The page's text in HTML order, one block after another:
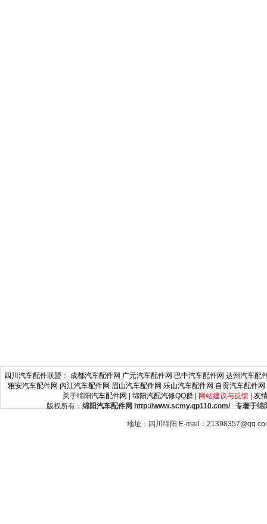
四川汽车配件联盟 ： 成都汽车配件网 广元汽车配件网 巴中汽车配件网 达州汽车配
雅安汽车配件网 内江汽车配件网 眉山汽车配件网 乐山汽车配件网 自贡汽车配件网
关于绵阳汽车配件网
绵阳汽配汽修QQ群| 网站建议与反馈| 友
版权所有： 绵阳汽车配件网 http://www.scmy.qp110.com/ 专著于绵
地址：四川绵阳 E-mail：